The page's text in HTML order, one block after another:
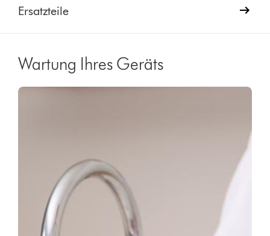
Ersatzteile
Wartung Ihres Geräts